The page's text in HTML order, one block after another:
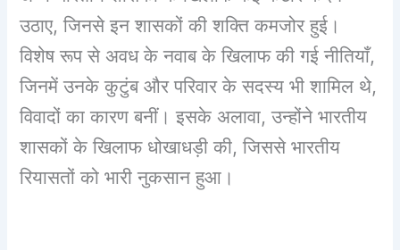
उठाए, जिनसे इन शासकों की शक्ति कमजोर हुई।
विशेष रूप से अवध के नवाब के खिलाफ की गई नीतियाँ,
जिनमें उनके कुटुंब और परिवार के सदस्य भी शामिल थे,
विवादों का कारण बनीं। इसके अलावा, उन्होंने भारतीय
शासकों के खिलाफ धोखाधड़ी की, जिससे भारतीय
रियासतों को भारी नुकसान हुआ।